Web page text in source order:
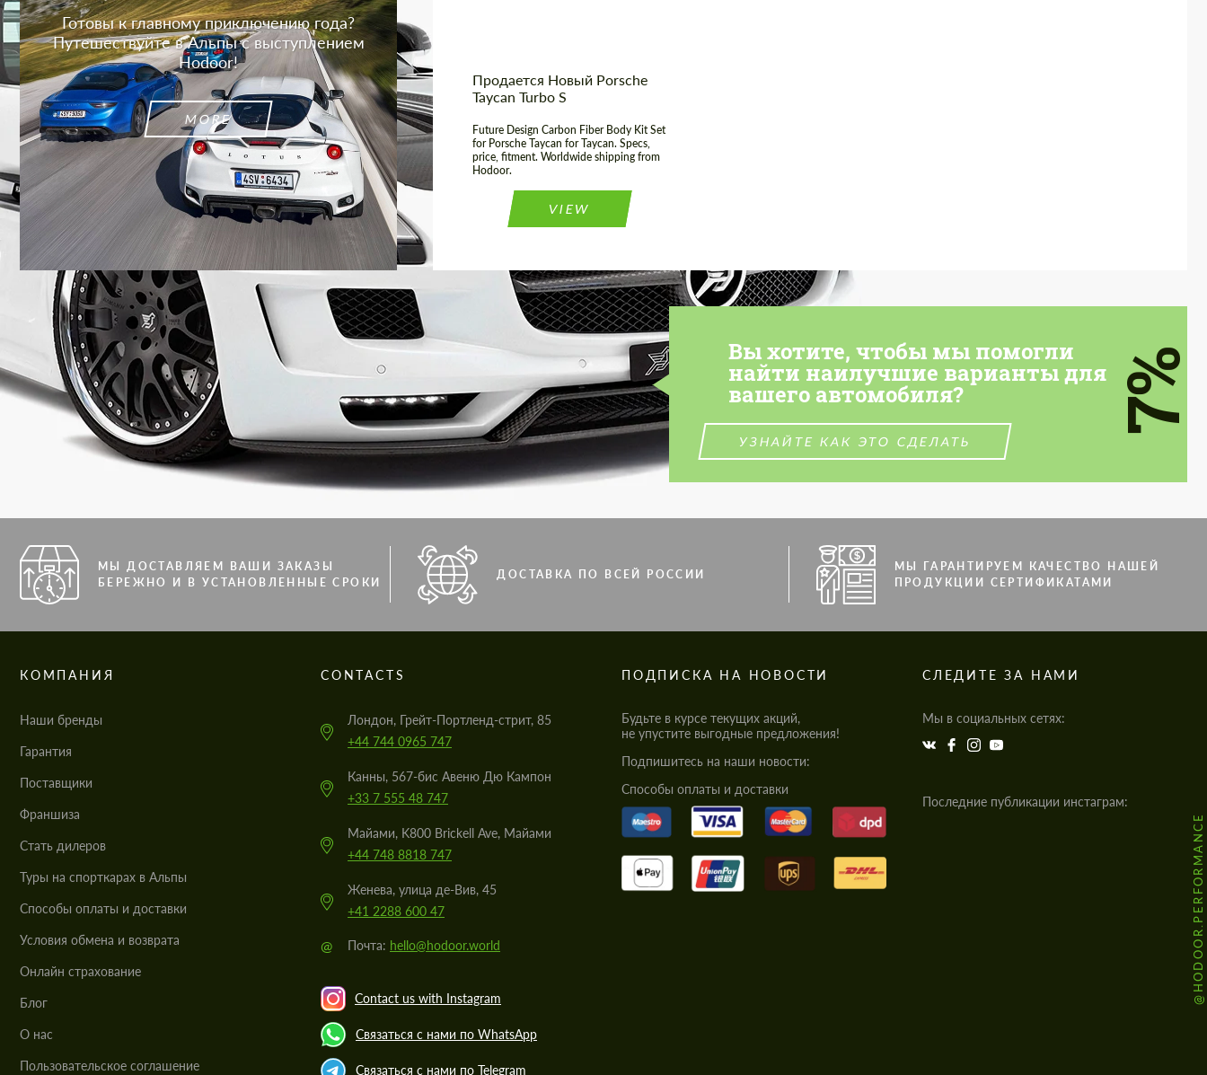
Готовы к главному приключению года?
Путешествуйте в Альпы с выступлением
Hodoor!
MORE
Продается Новый Porsche
Taycan Turbo S
Future Design Carbon Fiber Body Kit Set
for Porsche Taycan for Taycan. Specs,
price, fitment. Worldwide shipping from
Hodoor.
VIEW
Вы хотите, чтобы мы помогли
найти наилучшие варианты для
вашего автомобиля?
УЗНАЙТЕ КАК ЭТО СДЕЛАТЬ
7%
МЫ ДОСТАВЛЯЕМ ВАШИ ЗАКАЗЫ
БЕРЕЖНО И В УСТАНОВЛЕННЫЕ СРОКИ
ДОСТАВКА ПО ВСЕЙ РОССИИ
МЫ ГАРАНТИРУЕМ КАЧЕСТВО НАШЕЙ
ПРОДУКЦИИ СЕРТИФИКАТАМИ
КОМПАНИЯ
Наши бренды
Гарантия
Поставщики
Франшиза
Стать дилеров
Туры на спорткарах в Альпы
Cпособы оплаты и доставки
Условия обмена и возврата
Онлайн страхование
Блог
О нас
Пользовательское соглашение
CONTACTS
Лондон, Грейт-Портленд-стрит, 85
+44 744 0965 747
Канны, 567-бис Авеню Дю Кампон
+33 7 555 48 747
Майами, K800 Brickell Ave, Майами
+44 748 8818 747
Женева, улица де-Вив, 45
+41 2288 600 47
@ Почта: hello@hodoor.world
Contact us with Instagram
Связаться с нами по WhatsApp
Связаться с нами по Telegram
ПОДПИСКА НА НОВОСТИ
Будьте в курсе текущих акций,
не упустите выгодные предложения!
Подпишитесь на наши новости:
Cпособы оплаты и доставки
СЛЕДИТЕ ЗА НАМИ
Мы в социальных сетях:
Последние публикации инстаграм:
@HODOOR.PERFORMANCE